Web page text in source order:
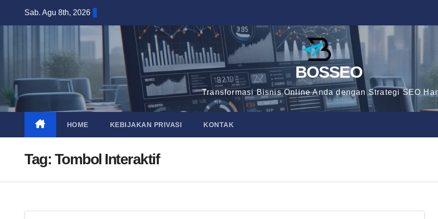
Sab. Agu 8th, 2026
BOSSEO
Transformasi Bisnis Online Anda dengan Strategi SEO
HOME KEBIJAKAN PRIVASI KONTAK
Tag: Tombol Interaktif